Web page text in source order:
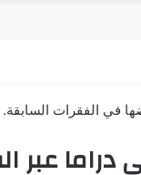
في الفقرات السابقة.
عبر